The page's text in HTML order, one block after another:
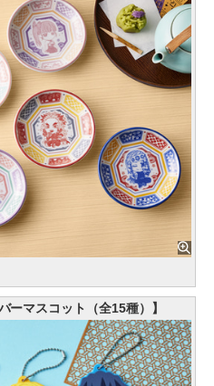
ーマスコット（全15種）】